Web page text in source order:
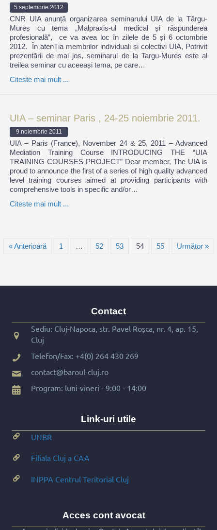
5 septembrie 2012
CNR UIA anunță organizarea seminarului UIA de la Târgu-
Mureș cu tema „Malpraxis-ul medical și răspunderea
profesională”, ce va avea loc în zilele de 5 și 6 octombrie
2012. În atenȚia membrilor individuali și colectivi UIA, Potrivit
prezentării de mai jos, seminarul de la Targu-Mures este al
treilea seminar cu aceeași tema, pe care…
Citeste mai mult ...
UIA – seminar Paris , 24-25 noiembrie 2011.
9 noiembrie 2011
UIA – Paris (France), November 24 & 25, 2011 – Advanced
Mediation Training Course INTRODUCING THE “UIA
TRAINING COURSES PROJECT” Dear member, The UIA is
proud to announce the first of a series of high quality advanced
level training courses aimed at providing participants with
comprehensive tools in specific and/or…
Citeste mai mult ...
« Anterioară 1 … 52 53 54 55 Următor »
Contact
Sediu: Cluj-Napoca, str. Pavel Roșca, nr. 4, ap. 15,
Cluj
Telefon/Fax: +4(0) 264 430 269
contact@baroul-cluj.ro
Program: luni-vineri - 9:00 - 14:00
Link-uri utile
UNBR
Filiala Cluj a CAA
INPPA Centrul Teritorial Cluj
Acces cont avocat